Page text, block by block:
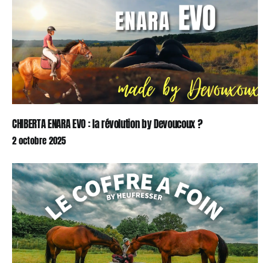
CHIBERTA ENARA EVO : la révolution by Devoucoux ?
2 octobre 2025